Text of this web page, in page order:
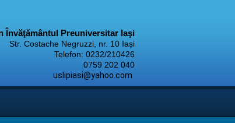
Învăţământul Preuniversitar Iaşi
Str. Costache Negruzzi, nr. 10 Iași
Telefon: 0232/210426
202 040
uslipiasi@yahoo.com